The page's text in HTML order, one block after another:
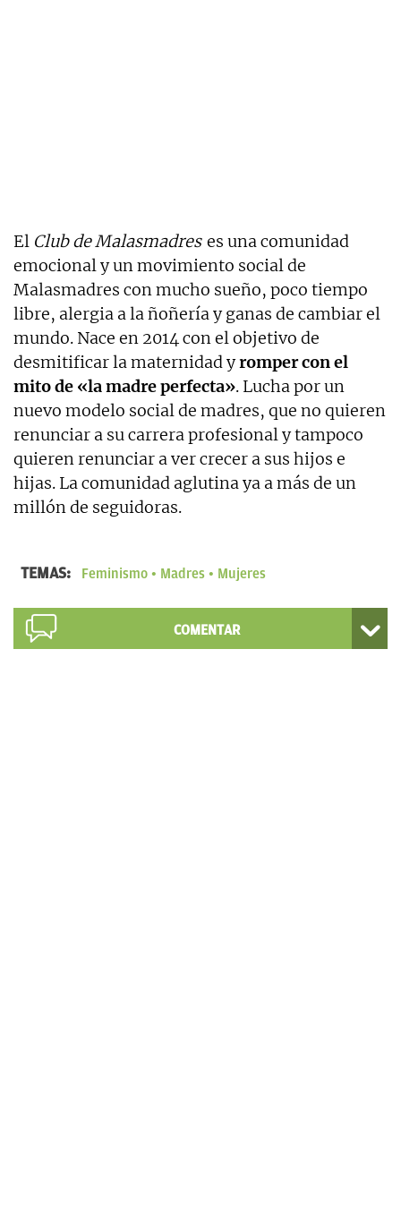
El Club de Malasmadres es una comunidad
emocional y un movimiento social de
Malasmadres con mucho sueño, poco tiempo
libre, alergia a la ñoñería y ganas de cambiar el
mundo. Nace en 2014 con el objetivo de
desmitificar la maternidad yromper con el
mito de «la madre perfecta». Lucha por un
nuevo modelo social de madres, que no quieren
renunciar a su carrera profesional y tampoco
quieren renunciar a ver crecer a sus hijos e
hijas. La comunidad aglutina ya a más de un
millón de seguidoras.
TEMAS: Feminismo Madres Mujeres
COMENTAR